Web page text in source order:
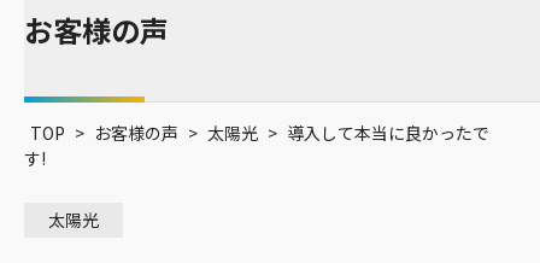
お客様の声
TOP > お客様の声 > 太陽光 > 導入して本当に良かったで
す!
太陽光